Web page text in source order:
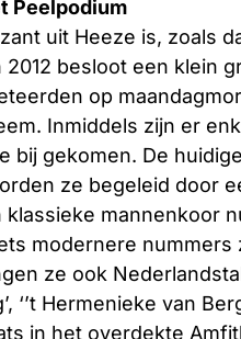
Peelpodium
uit Heeze is, zoals
besloot een klein
op
Inmiddels zijn er
bij gekomen. De
ze begeleid door
mannenkoor
modernere nummers
ze ook
‘’t Hermenieke van
in het overdekte